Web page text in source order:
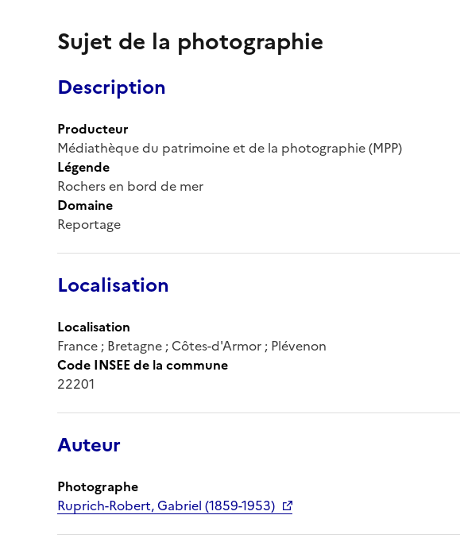
Sujet de la photographie
Description
Producteur
Médiathèque du patrimoine et de la photographie (MPP)
Légende
Rochers en bord de mer
Domaine
Reportage
Localisation
Localisation
France ; Bretagne ; Côtes-d'Armor ; Plévenon
Code INSEE de la commune
22201
Auteur
Photographe
Ruprich-Robert, Gabriel (1859-1953)